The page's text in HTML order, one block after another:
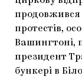
продовжився
протестів,
Вашингтоні,
президент
бункері в